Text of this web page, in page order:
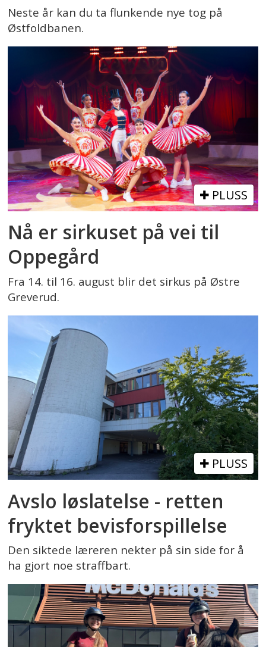
Neste år kan du ta flunkende nye tog på
Østfoldbanen.
PLUSS
Nå er sirkuset på vei til
Oppegård
Fra 14. til 16. august blir det sirkus på Østre
Greverud.
PLUSS
Avslo løslatelse - retten
fryktet bevisforspillelse
Den siktede læreren nekter på sin side for å
ha gjort noe straffbart.